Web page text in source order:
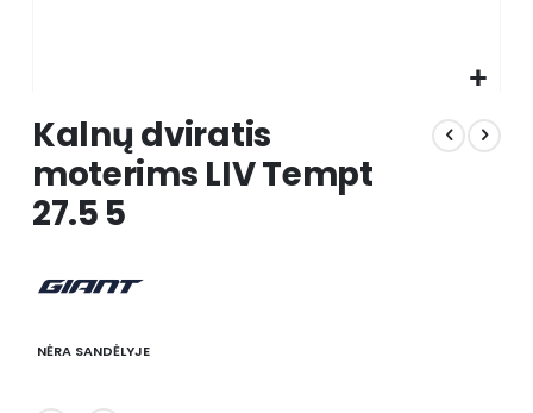
to
the
beginning
of
the
gallery
Kalnų dviratis
moterims LIV Tempt
27.5 5
NĖRA SANDĖLYJE